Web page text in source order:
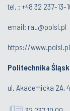
tel. : +48 32 237-13-
email: rau@polsl.pl
https://
Politechnika
ul. Akademicka 2A,